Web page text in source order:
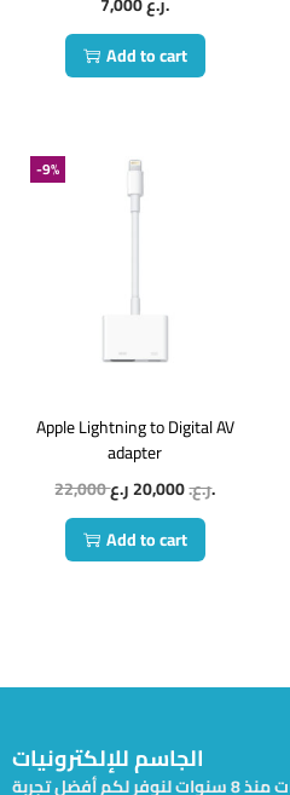
Add to cart
-9%
Apple Lightning to Digital AV
adapter
22,000
ر.ع.20,000
ر.ع.
Add to cart
الجاسم للإلكترونيات
تأسس الجاسم للإلكترونيات منذ 8 سنوات لنوفر لكم أفضل تجربة